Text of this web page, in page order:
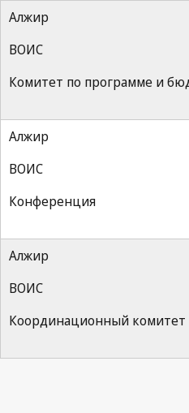
Алжир
ВОИС
Комитет по программе и
Алжир
ВОИС
Конференция
Алжир
ВОИС
Координационный комитет